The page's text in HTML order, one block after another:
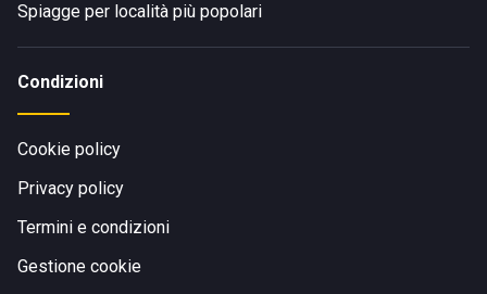
Spiagge per località più popolari
Condizioni
Cookie policy
Privacy policy
Termini e condizioni
Gestione cookie